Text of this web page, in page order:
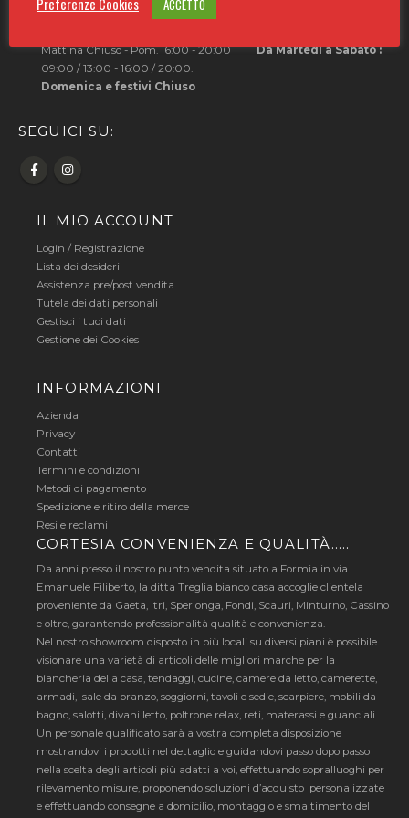
Orari punto vendita:
Mattina Chiuso - Pom. 16:00 - 20:00
Da Martedì a Sabato :
09:00 / 13:00 - 16:00 / 20:00.
Domenica e festivi Chiuso
SEGUICI SU:
IL MIO ACCOUNT
Login / Registrazione
Lista dei desideri
Assistenza pre/post vendita
Tutela dei dati personali
Gestisci i tuoi dati
Gestione dei Cookies
INFORMAZIONI
Azienda
Privacy
Contatti
Termini e condizioni
Metodi di pagamento
Spedizione e ritiro della merce
Resi e reclami
CORTESIA CONVENIENZA E QUALITÀ…..
Da anni presso il nostro punto vendita situato a Formia in via
Emanuele Filiberto, la ditta Treglia bianco casa accoglie clientela
proveniente da Gaeta, Itri, Sperlonga, Fondi, Scauri, Minturno, Cassino
e oltre, garantendo professionalità qualità e convenienza.
Nel nostro showroom disposto in più locali su diversi piani è possibile
visionare una varietà di articoli delle migliori marche per la
biancheria della casa, tendaggi, cucine, camere da letto, camerette,
armadi, sale da pranzo, soggiorni, tavoli e sedie, scarpiere, mobili da
bagno, salotti, divani letto, poltrone relax, reti, materassi e guanciali.
Un personale qualificato sarà a vostra completa disposizione
mostrandovi i prodotti nel dettaglio e guidandovi passo dopo passo
nella scelta degli articoli più adatti a voi, effettuando sopralluoghi per
rilevamento misure, proponendo soluzioni d’acquisto personalizzate
e effettuando consegne a domicilio, montaggio e smaltimento del
Preferenze Cookies
ACCETTO